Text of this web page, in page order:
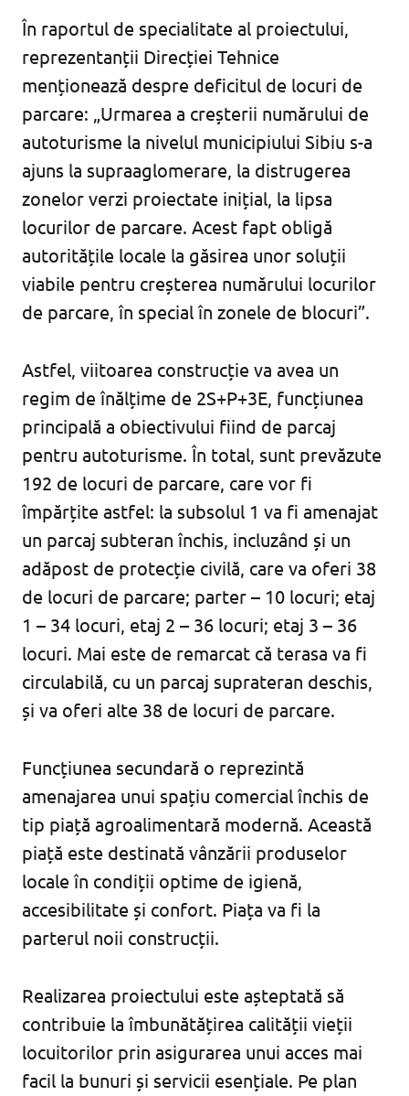
În raportul de specialitate al proiectului,
reprezentanții Direcției Tehnice
menționează despre deficitul de locuri de
parcare: „Urmarea a creșterii numărului de
autoturisme la nivelul municipiului Sibiu s-a
ajuns la supraaglomerare, la distrugerea
zonelor verzi proiectate inițial, la lipsa
locurilor de parcare. Acest fapt obligă
autoritățile locale la găsirea unor soluții
viabile pentru creșterea numărului locurilor
de parcare, în special în zonele de blocuri”.
Astfel, viitoarea construcție va avea un
regim de înălțime de 2S+P+3E, funcțiunea
principală a obiectivului fiind de parcaj
pentru autoturisme. În total, sunt prevăzute
192 de locuri de parcare, care vor fi
împărțite astfel: la subsolul 1 va fi amenajat
un parcaj subteran închis, incluzând și un
adăpost de protecție civilă, care va oferi 38
de locuri de parcare; parter – 10 locuri; etaj
1 – 34 locuri, etaj 2 – 36 locuri; etaj 3 – 36
locuri. Mai este de remarcat că terasa va fi
circulabilă, cu un parcaj suprateran deschis,
și va oferi alte 38 de locuri de parcare.
Funcțiunea secundară o reprezintă
amenajarea unui spațiu comercial închis de
tip piață agroalimentară modernă. Această
piață este destinată vânzării produselor
locale în condiții optime de igienă,
accesibilitate și confort. Piața va fi la
parterul noii construcții.
Realizarea proiectului este așteptată să
contribuie la îmbunătățirea calității vieții
locuitorilor prin asigurarea unui acces mai
facil la bunuri și servicii esențiale. Pe plan